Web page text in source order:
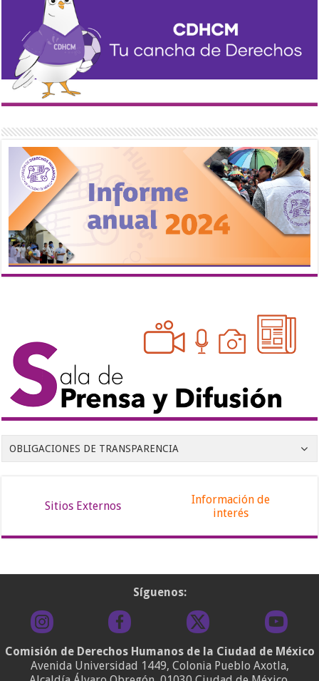
OBLIGACIONES DE TRANSPARENCIA
Sitios Externos
Información de
interés
Síguenos:
Comisión de Derechos Humanos de la Ciudad de México
Avenida Universidad 1449, Colonia Pueblo Axotla,